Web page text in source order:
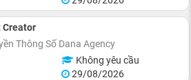
Creator
Thông Số Dana Agency
Không yêu cầu
29/08/2026